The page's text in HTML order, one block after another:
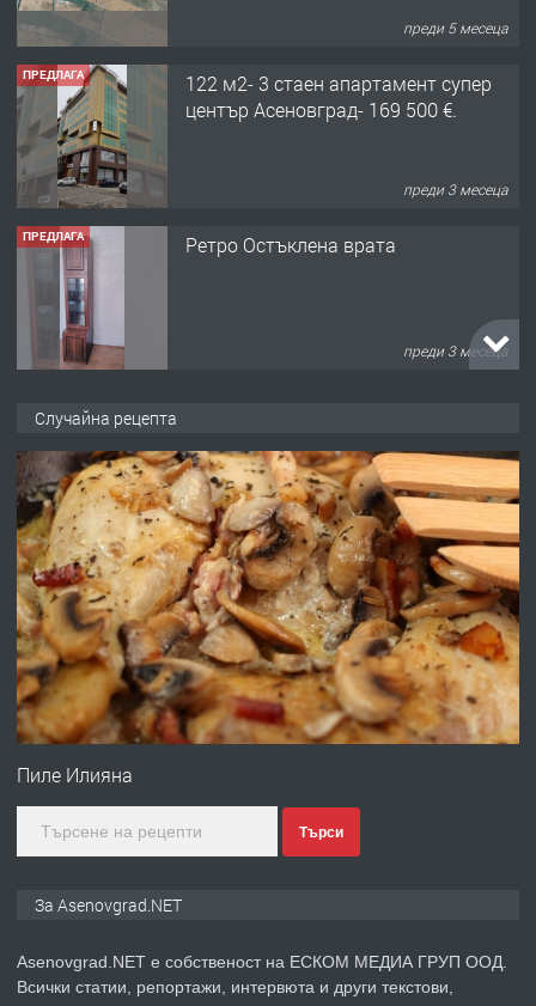
преди 5 месеца
ПРЕДЛАГА
122 м2- 3 стаен апартамент супер
център Асеновград- 169 500 €.
преди 3 месеца
ПРЕДЛАГА Ретро Остъклена врата
преди 3 месеца
преди 10 месеца
ПРЕДЛАГА
Професионална броячна машина -
със сертификат от ЕЦБ
преди 1 година
ПРЕДЛАГА
Професионална зеленчукорезачка
преди 2 години
Случайна рецепта
Пиле Илияна
Търси
За Asenovgrad.NET
Asenovgrad.NET е собственост на ЕСКОМ МЕДИА ГРУП ООД.
Всички статии, репортажи, интервюта и други текстови,